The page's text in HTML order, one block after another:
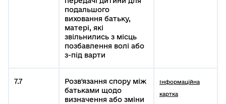
подальшого
виховання батьку,
матері, які
звільнились з місць
позбавлення волі або
з-під варти
7.7
Розв'язання спору між
батьками щодо
визначення або зміни
Інформаційна
картка